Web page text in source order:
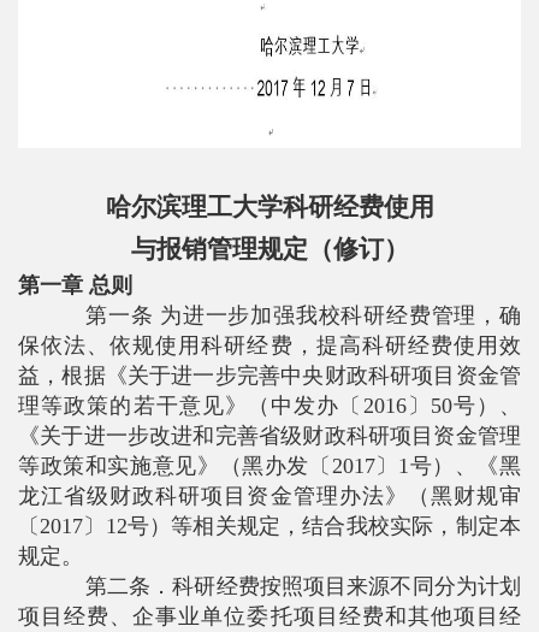
哈尔滨理工大学科研经费使用
与报销管理规定（修订）
第一章 总则
第一条 为进一步加强我校科研经费管理，确
保依法、依规使用科研经费，提高科研经费使用效
益，根据《关于进一步完善中央财政科研项目资金管
理等政策的若干意见》（中发办〔 2016〕 50号）、
《关于进一步改进和完善省级财政科研项目资金管理
等政策和实施意见》（黑办发〔 2017〕 1 号）、《黑
龙江省级财政科研项目资金管理办法》（黑财规审
〔2017〕 12号）等相关规定，结合我校实际，制定本
规定。
第二条．科研经费按照项目来源不同分为计划
项目经费、企事业单位委托项目经费和其他项目经